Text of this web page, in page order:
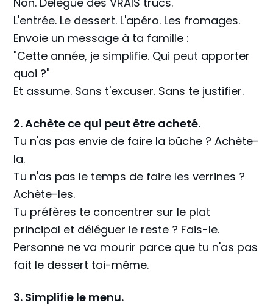
L'entrée. Le dessert. L'apéro. Les fromages.
Envoie un message à ta famille :
"Cette année, je simplifie. Qui peut apporter
quoi ?"
Et assume. Sans t'excuser. Sans te justifier.
2. Achète ce qui peut être acheté.
Tu n'as pas envie de faire la bûche ? Achète-
la.
Tu n'as pas le temps de faire les verrines ?
Achète-les.
Tu préfères te concentrer sur le plat
principal et déléguer le reste ? Fais-le.
Personne ne va mourir parce que tu n'as pas
fait le dessert toi-même.
3. Simplifie le menu.